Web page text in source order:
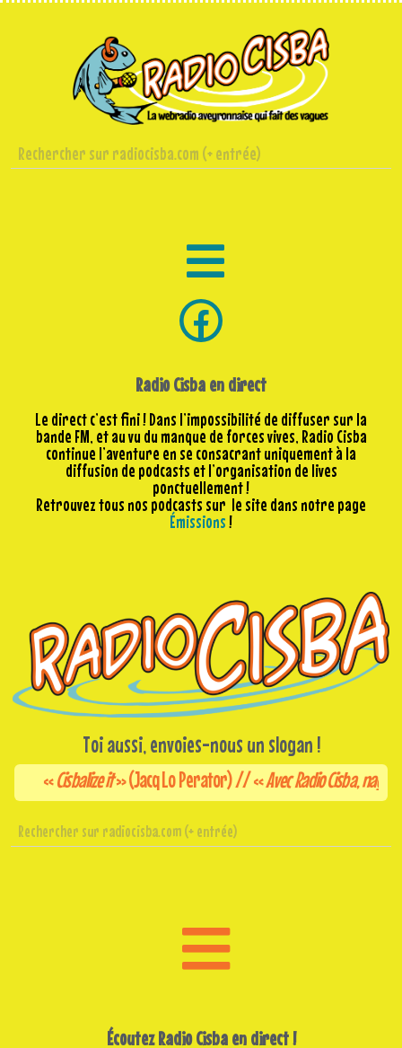
Radio Cisba en direct
Le direct c’est fini ! Dans l’impossibilité de diffuser sur la
bande FM, et au vu du manque de forces vives, Radio Cisba
continue l’aventure en se consacrant uniquement à la
diffusion de podcasts et l’organisation de lives
ponctuellement !
Retrouvez tous nos podcasts sur le site dans notre page
Émissions!
Toi aussi, envoies-nous un slogan !
Cisbalize it» (Jacq Lo Perator) // «Avec Radio Cisba, nagez dans
Écoutez Radio Cisba en direct !